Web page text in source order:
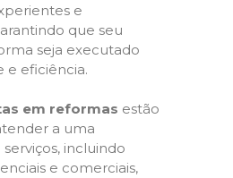
e
que seu
seja executado
e eficiência.
em reformas estão
a uma
incluindo
e comerciais,